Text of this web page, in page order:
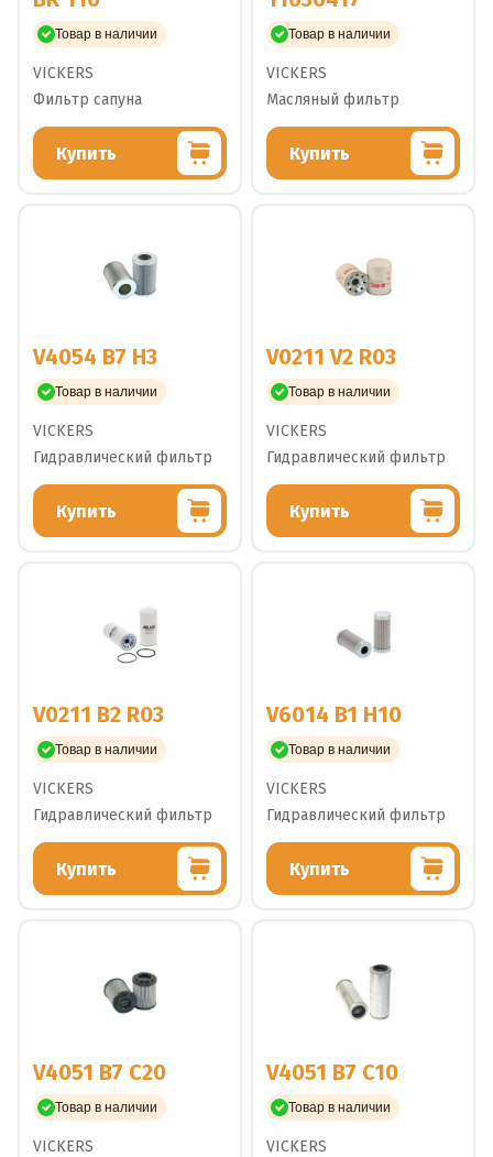
Товар в наличии
VICKERS
Фильтр сапуна
Купить
Товар в наличии
VICKERS
Масляный фильтр
Купить
V4054 B7 H3
Товар в наличии
VICKERS
Гидравлический фильтр
Купить
V0211 V2 R03
Товар в наличии
VICKERS
Гидравлический фильтр
Купить
V0211 B2 R03
Товар в наличии
VICKERS
Гидравлический фильтр
Купить
V6014 B1 H10
Товар в наличии
VICKERS
Гидравлический фильтр
Купить
V4051 B7 C20
Товар в наличии
VICKERS
V4051 B7 C10
Товар в наличии
VICKERS